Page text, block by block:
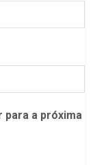
para a próxima